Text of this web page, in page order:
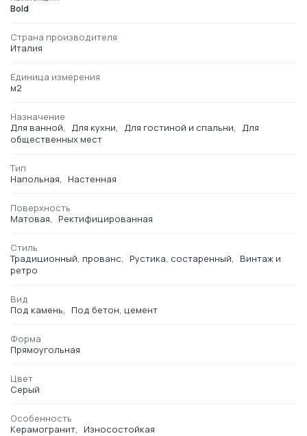
Bold
Страна производителя
Италия
Единица измерения
м2
Назначение
Для ванной
Для кухни Для гостиной и спальни
Для
общественных мест
Тип
Напольная
Настенная
Поверхность
Матовая
Ректифицированная
Стиль
Традиционный, прованс
Рустика, состаренный
Винтаж и
ретро
Вид
Под камень
Под бетон, цемент
Форма
Прямоугольная
Цвет
Серый
Особенность
Керамогранит
Износостойкая